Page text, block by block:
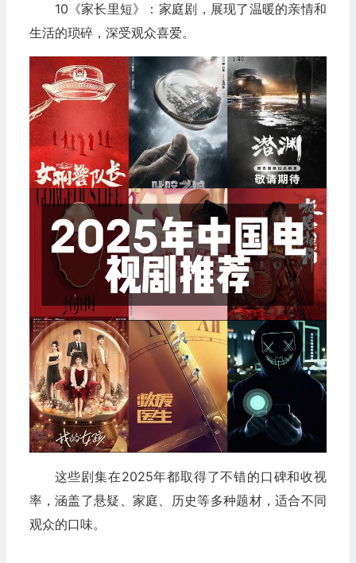
10《家长里短》：家庭剧，展现了温暖的亲情和
生活的琐碎，深受观众喜爱。
这些剧集在2025年都取得了不错的口碑和收视
率，涵盖了悬疑、家庭、历史等多种题材，适合不同
观众的口味。